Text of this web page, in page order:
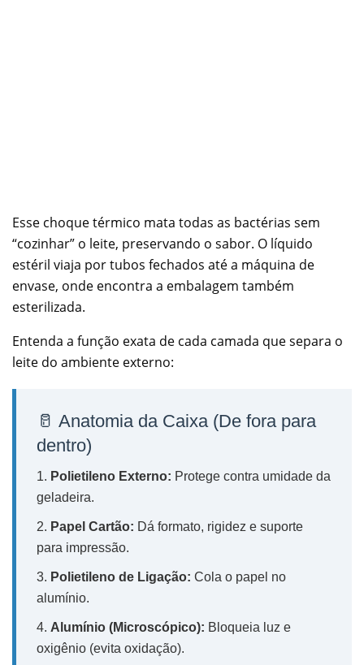
Esse choque térmico mata todas as bactérias sem
“cozinhar” o leite, preservando o sabor. O líquido
estéril viaja por tubos fechados até a máquina de
envase, onde encontra a embalagem também
esterilizada.
Entenda a função exata de cada camada que separa o
leite do ambiente externo:
🥛 Anatomia da Caixa (De fora para
dentro)
1. Polietileno Externo: Protege contra umidade da
geladeira.
2. Papel Cartão: Dá formato, rigidez e suporte
para impressão.
3. Polietileno de Ligação: Cola o papel no
alumínio.
4. Alumínio (Microscópico): Bloqueia luz e
oxigênio (evita oxidação).